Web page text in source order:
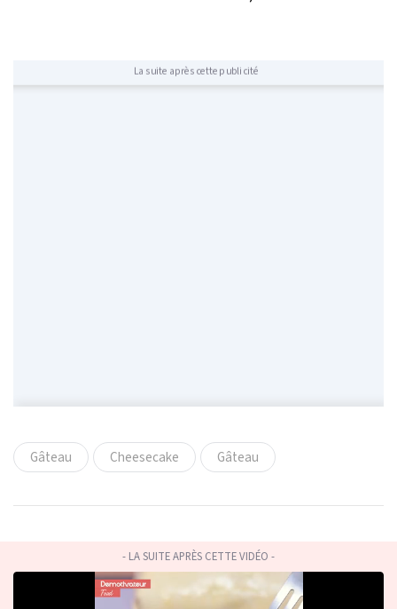
La suite après cette publicité
Gâteau Cheesecake Gâteau
- LA SUITE APRÈS CETTE VIDÉO -